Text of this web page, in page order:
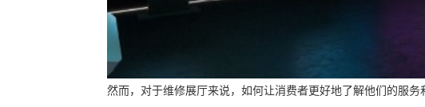
然而，对于维修展厅来说，如何让消费者更好地了解他们的服务